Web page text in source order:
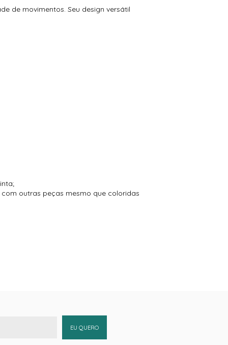
de movimentos. Seu design versátil
outras peças mesmo que coloridas
EU QUERO